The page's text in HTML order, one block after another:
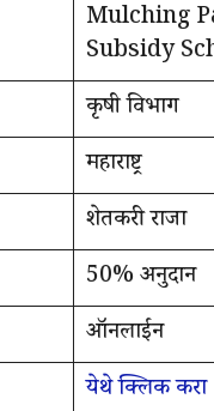
Mulching
Subsidy
कृषी विभाग
महाराष्ट्र
शेतकरी राजा
50% अनुदान
ऑनलाईन
येथे क्लिक करा